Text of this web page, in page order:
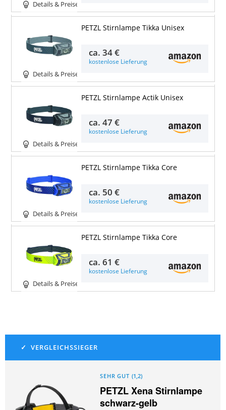
Details & Preise
Details & Preise
PETZL Stirnlampe Tikka Unisex
ca.34 €
kostenlose Lieferung
Details & Preise
PETZL Stirnlampe Actik Unisex
ca.47 €
kostenlose Lieferung
Details & Preise
PETZL Stirnlampe Tikka Core
ca. 50 €
kostenlose Lieferung
Details & Preise
PETZL Stirnlampe Tikka Core
ca.61 €
kostenlose Lieferung
SEHR GUT (1,2)
PETZL Xena Stirnlampe
schwarz-gelb